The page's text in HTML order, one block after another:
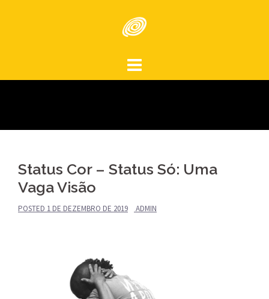
Status Cor – Status Só: Uma
Vaga Visão
POSTED 1 DE DEZEMBRO DE 2019 ADMIN